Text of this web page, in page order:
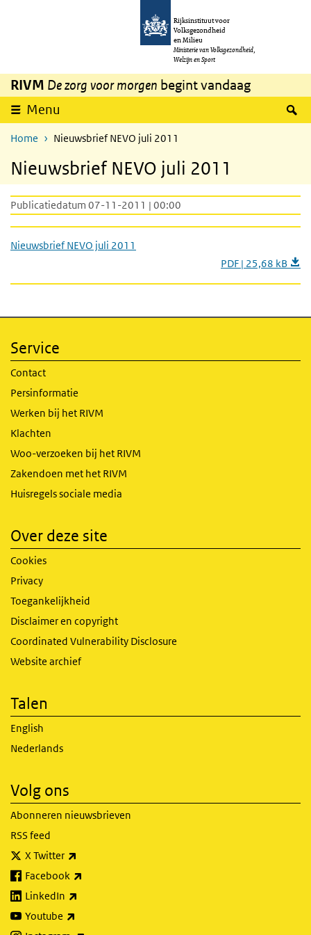
Overslaan en naar de inhoud gaan
Rijksinstituut voor
Volksgezondheid
en Milieu
Ministerie van Volksgezondheid,
Welzijn en Sport
RIVM De zorg voor morgen begint vandaag
Menu
Home Nieuwsbrief NEVO juli 2011
Nieuwsbrief NEVO juli 2011
Publicatiedatum 07-11-2011 | 00:00
Nieuwsbrief NEVO juli 2011
PDF | 25,68 kB
Service
Contact
Persinformatie
Werken bij het RIVM
Klachten
Woo-verzoeken bij het RIVM
Zakendoen met het RIVM
Huisregels sociale media
Over deze site
Cookies
Privacy
Toegankelijkheid
Disclaimer en copyright
Coordinated Vulnerability Disclosure
Website archief
Talen
English
Nederlands
Volg ons
Abonneren nieuwsbrieven
RSS feed
X Twitter
Facebook
LinkedIn
Youtube